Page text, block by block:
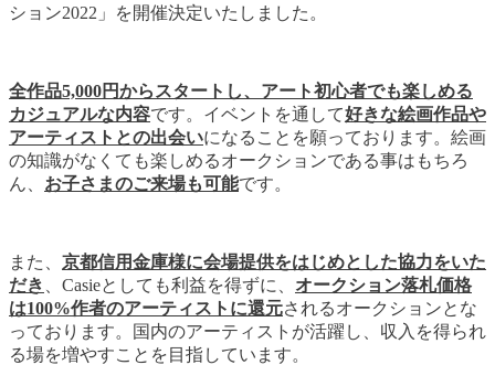
ション2022」を開催決定いたしました。
全作品5,000円からスタートし、アート初心者でも楽しめる
カジュアルな内容です。イベントを通して好きな絵画作品や
アーティストとの出会いになることを願っております。絵画
の知識がなくても楽しめるオークションである事はもちろ
ん、 お子さまのご来場も可能です。
また、 京都信用金庫様に会場提供をはじめとした協力をいた
だき
、Casieとしても利益を得ずに、 オークション落札価格
は100%作者のアーティストに還元されるオークションとな
っております。国内のアーティストが活躍し、収入を得られ
る場を増やすことを目指しています。